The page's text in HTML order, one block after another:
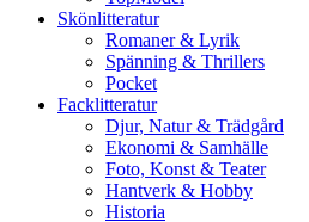
Skönlitteratur
Romaner & Lyrik
Spänning & Thrillers
Pocket
Facklitteratur
Djur, Natur & Trädgård
Ekonomi & Samhälle
Foto, Konst & Teater
Hantverk & Hobby
Historia